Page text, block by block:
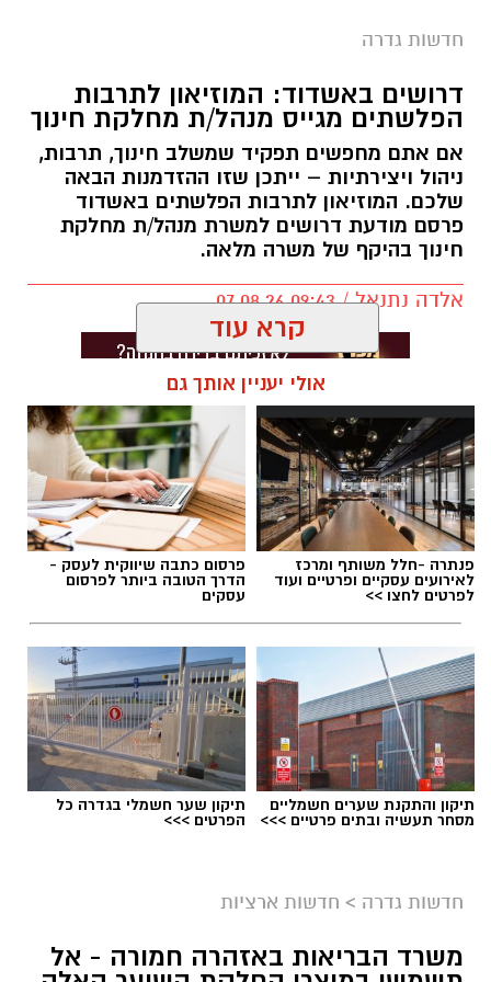
חדשות גדרה
דרושים באשדוד: המוזיאון לתרבות
הפלשתים מגייס מנהל/ת מחלקת חינוך
אם אתם מחפשים תפקיד שמשלב חינוך, תרבות,
ניהול ויצירתיות – ייתכן שזו ההזדמנות הבאה
שלכם. המוזיאון לתרבות הפלשתים באשדוד
פרסם מודעת דרושים למשרת מנהל/ת מחלקת
חינוך בהיקף של משרה מלאה.
אלדה נתנאל / 09:43 07.08.26
תגים:דרושים באשדוד
במסגרת התפקיד יידרש המועמד להוביל את תחום
מקצועי, לפתח תוכניות חינוכיות, ליצור אירועי תוכן
קרא עוד
אולי יעניין אותך גם
פנתרה -חלל משותף ומרכז
לאירועים עסקיים ופרטיים ועוד
לפרטים לחצו >>
פרסום כתבה שיווקית לעסק -
הדרך הטובה ביותר לפרסום
עסקים
תיקון והתקנת שערים חשמליים
מסחר תעשיה ובתים פרטיים >>>
תיקון שער חשמלי בגדרה כל
הפרטים >>>
חדשות גדרה > חדשות ארציות
משרד הבריאות באזהרה חמורה - אל